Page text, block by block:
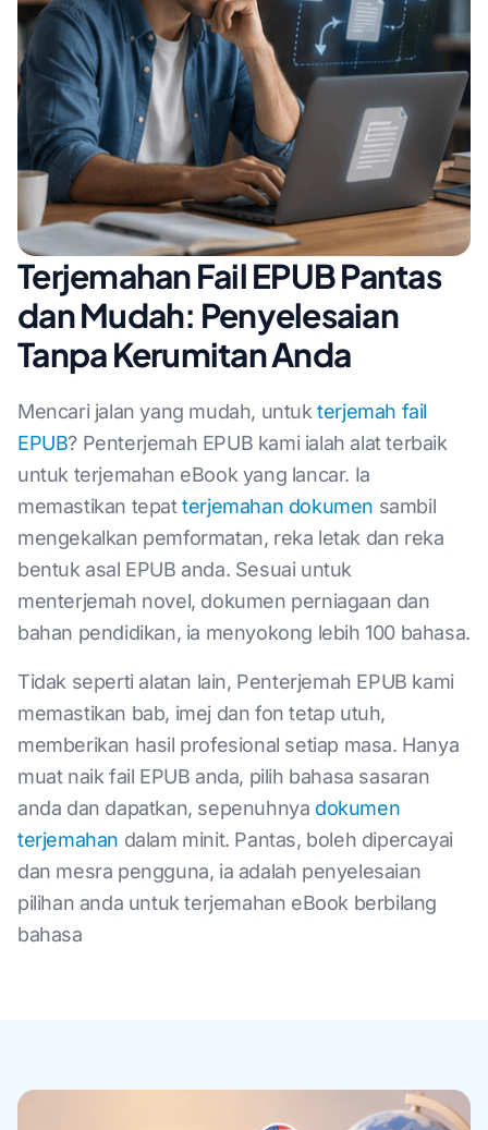
Terjemahan Fail EPUB Pantas
dan Mudah: Penyelesaian
Tanpa Kerumitan Anda
Mencari jalan yang mudah, untukterjemah fail
EPUB? Penterjemah EPUB kami ialah alat terbaik
untuk terjemahan eBook yang lancar. Ia
memastikan tepatterjemahan dokumen sambil
mengekalkan pemformatan, reka letak dan reka
bentuk asal EPUB anda. Sesuai untuk
menterjemah novel, dokumen perniagaan dan
bahan pendidikan, ia menyokong lebih 100 bahasa.
Tidak seperti alatan lain, Penterjemah EPUB kami
memastikan bab, imej dan fon tetap utuh,
memberikan hasil profesional setiap masa. Hanya
muat naik fail EPUB anda, pilih bahasa sasaran
anda dan dapatkan, sepenuhnya dokumen
terjemahan dalam minit. Pantas, boleh dipercayai
dan mesra pengguna, ia adalah penyelesaian
pilihan anda untuk terjemahan eBook berbilang
bahasa